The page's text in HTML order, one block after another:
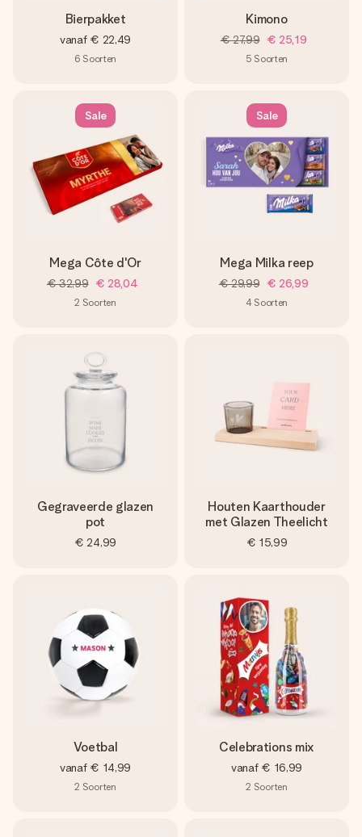
Bierpakket
vanaf € 22,49
6 Soorten
Kimono
€ 27,99 € 25,19
5 Soorten
Sale
Mega Côte d'Or
€ 32,99 € 28,04
2 Soorten
Sale
Mega Milka reep
€ 29,99 € 26,99
4 Soorten
Gegraveerde glazen
pot
€ 24,99
Houten Kaarthouder
met Glazen Theelicht
€ 15,99
Voetbal
vanaf € 14,99
2 Soorten
Celebrations mix
vanaf € 16,99
2 Soorten